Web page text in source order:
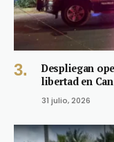
Despliegan
libertad en
31 julio, 2026